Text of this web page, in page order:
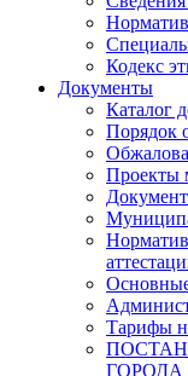
Кодекс
Документы
Каталог
Порядок
Проекты
Тарифы
ГОРОДА